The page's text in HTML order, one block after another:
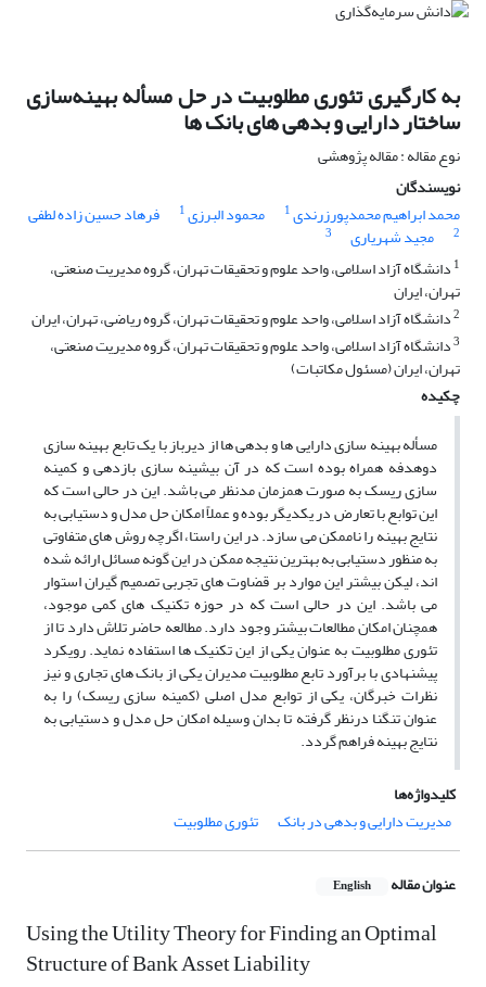
به کارگیری تئوری مطلوبیت در حل مسأله بهینه‌سازی
ساختار دارایی و بدهی های بانک ها
نوع مقاله : مقاله پژوهشی
نویسندگان
محمد ابراهیم محمدپورزرندی1 محمود البرزی1 فرهاد حسین زاده لطفی
2 مجید شهریاری
3
1 دانشگاه آزاد اسلامی، واحد علوم و تحقیقات تهران، گروه مدیریت صنعتی،
تهران، ایران
2دانشگاه آزاد اسلامی، واحد علوم و تحقیقات تهران، گروه ریاضی، تهران، ایران
3دانشگاه آزاد اسلامی، واحد علوم و تحقیقات تهران، گروه مدیریت صنعتی،
تهران، ایران (مسئول مکاتبات)
چکیده
مسأله بهینه سازی دارایی ها و بدهی ها از دیرباز با یک تابع بهینه سازی
دوهدفه همراه بوده است که در آن بیشینه سازی بازدهی و کمینه
سازی ریسک به صورت همزمان مدنظر می باشد. این در حالی است که
این توابع با تعارض در یکدیگر بوده و عملاً امکان حل مدل و دستیابی به
نتایج بهینه را ناممکن می سازد. در این راستا، اگرچه روش های متفاوتی
به منظور دستیابی به بهترین نتیجه ممکن در این گونه مسائل ارائه شده
اند، لیکن بیشتر این موارد بر قضاوت های تجربی تصمیم گیران استوار
می باشد. این در حالی است که در حوزه تکنیک های کمی موجود،
‌همچنان امکان مطالعات بیشتر وجود دارد. مطالعه حاضر تلاش دارد تا از
تئوری مطلوبیت به عنوان یکی از این تکنیک ها استفاده نماید. رویکرد
پیشنهادی با برآورد تابع مطلوبیت مدیران یکی از بانک های تجاری و نیز
نظرات خبرگان، یکی از توابع مدل اصلی (کمینه سازی ریسک) را به
عنوان تنگنا درنظر گرفته تا بدان وسیله امکان حل مدل و دستیابی به
نتایج بهینه فراهم گردد.
کلیدواژه‌ها
مدیریت دارایی و بدهی در بانک
تئوری مطلوبیت
عنوان مقاله English
Using the Utility Theory for Finding an Optimal
Structure of Bank Asset Liability